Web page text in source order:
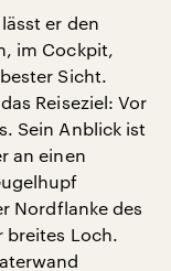
er den
im Cockpit,
Sicht.
Reiseziel: Vor
Sein Anblick ist
an einen
Nordflanke des
breites Loch.